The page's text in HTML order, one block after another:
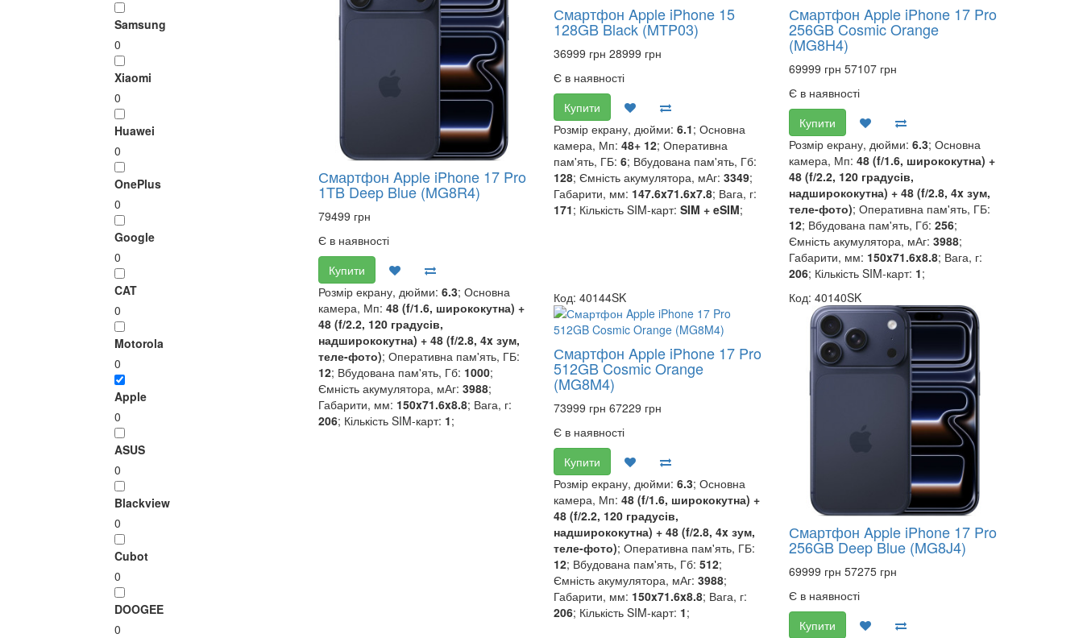
Samsung
0
Xiaomi
0
Huawei
0
OnePlus
0
Google
0
CAT
0
Motorola
0
Apple
0
ASUS
0
Blackview
0
Cubot
0
DOOGEE
0
Смартфон Apple iPhone 17 Pro
1TB Deep Blue (MG8R4)
79499 грн
Є в наявності
Купити
Розмір екрану, дюйми: 6.3; Основна
камера, Мп: 48 (f/1.6, ширококутна) +
48 (f/2.2, 120 градусів,
надширококутна) + 48 (f/2.8, 4x зум,
теле-фото); Оперативна пам'ять, ГБ:
12; Вбудована пам'ять, Гб: 1000;
Ємність акумулятора, мАг: 3988;
Габарити, мм: 150x71.6x8.8; Вага, г:
206; Кількість SIM-карт: 1;
Смартфон Apple iPhone 15
128GB Black (MTP03)
36999 грн 28999 грн
Є в наявності
Купити
Розмір екрану, дюйми: 6.1; Основна
камера, Мп: 48+ 12; Оперативна
пам'ять, ГБ: 6; Вбудована пам'ять, Гб:
128; Ємність акумулятора, мАг: 3349;
Габарити, мм: 147.6x71.6x7.8; Вага, г:
171; Кількість SIM-карт: SIM + eSIM;
Смартфон Apple iPhone 17 Pro
256GB Cosmic Orange
(MG8H4)
69999 грн 57107 грн
Є в наявності
Купити
Розмір екрану, дюйми:6.3; Основна
камера, Мп:48 (f/1.6, ширококутна) +
48 (f/2.2, 120 градусів,
надширококутна) + 48 (f/2.8, 4x зум,
теле-фото); Оперативна пам'ять, ГБ:
12; Вбудована пам'ять, Гб:256;
Ємність акумулятора, мАг:3988;
Габарити, мм: 150x71.6x8.8; Вага, г:
206; Кількість SIM-карт: 1;
Код: 40144SK
Смартфон Apple iPhone 17 Pro
512GB Cosmic Orange
(MG8M4)
73999 грн 67229 грн
Є в наявності
Купити
Розмір екрану, дюйми: 6.3; Основна
камера, Мп: 48 (f/1.6, ширококутна) +
48 (f/2.2, 120 градусів,
надширококутна) + 48 (f/2.8, 4x зум,
теле-фото); Оперативна пам'ять, ГБ:
12; Вбудована пам'ять, Гб: 512;
Ємність акумулятора, мАг: 3988;
Габарити, мм: 150x71.6x8.8; Вага, г:
206; Кількість SIM-карт: 1;
Код: 40140SK
Смартфон Apple iPhone 17 Pro
256GB Deep Blue (MG8J4)
69999 грн 57275 грн
Є в наявності
Купити